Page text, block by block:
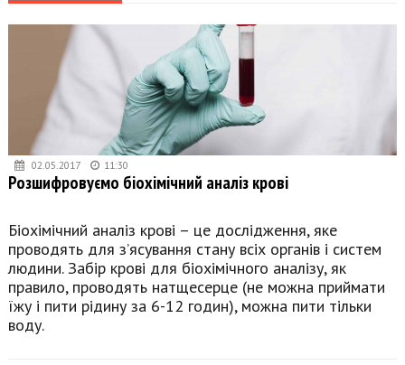
02.05.2017 11:30
Розшифровуємо біохімічний аналіз крові
Біохімічний аналіз крові – це дослідження, яке
проводять для з’ясування стану всіх органів і систем
людини. Забір крові для біохімічного аналізу, як
правило, проводять натщесерце (не можна приймати
їжу і пити рідину за 6-12 годин), можна пити тільки
воду.